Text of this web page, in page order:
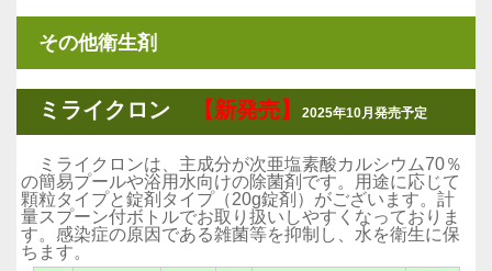
その他衛生剤
ミライクロン 【新発売】2025年10月発売予定
ミライクロンは、主成分が次亜塩素酸カルシウム70％
の簡易プールや浴用水向けの除菌剤です。用途に応じて
顆粒タイプと錠剤タイプ（20g錠剤）がございます。計
量スプーン付ボトルでお取り扱いしやすくなっておりま
す。感染症の原因である雑菌等を抑制し、水を衛生に保
ちます。